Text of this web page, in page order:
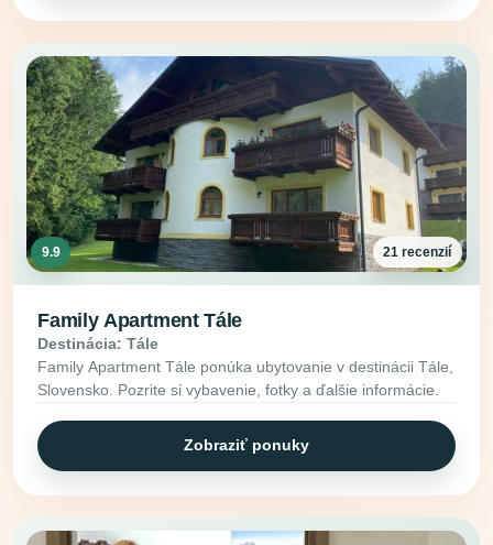
9.9 21 recenzií
Family Apartment Tále
Destinácia: Tále
Family Apartment Tále ponúka ubytovanie v destinácii Tále,
Slovensko. Pozrite si vybavenie, fotky a ďalšie informácie.
Zobraziť ponuky